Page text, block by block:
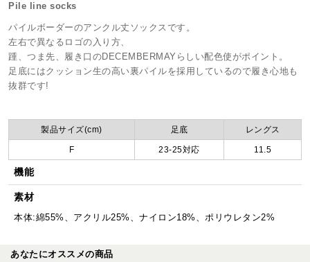
Pile line socks
パイルボーダーのアンクル丈ソックスです。
左右で異なるロゴの入り方、
踵、つま先、履き口のDECEMBERMAYらしい配色使がポイント。
足底にはクッション生の高い裏パイルを採用しているので履き心地も
抜群です!
製品サイズ(cm) 足底 レングス
F 23-25対応 11.5
機能
素材
本体:綿55%、アクリル25%、ナイロン18%、ポリウレタン2%
あなたにオススメの商品